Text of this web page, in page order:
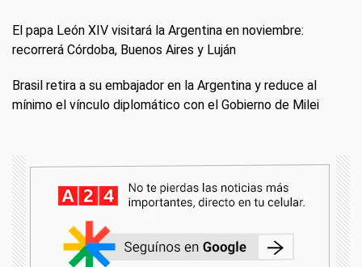
El papa León XIV visitará la Argentina en noviembre:
recorrerá Córdoba, Buenos Aires y Luján
Brasil retira a su embajador en la Argentina y reduce al
mínimo el vínculo diplomático con el Gobierno de Milei